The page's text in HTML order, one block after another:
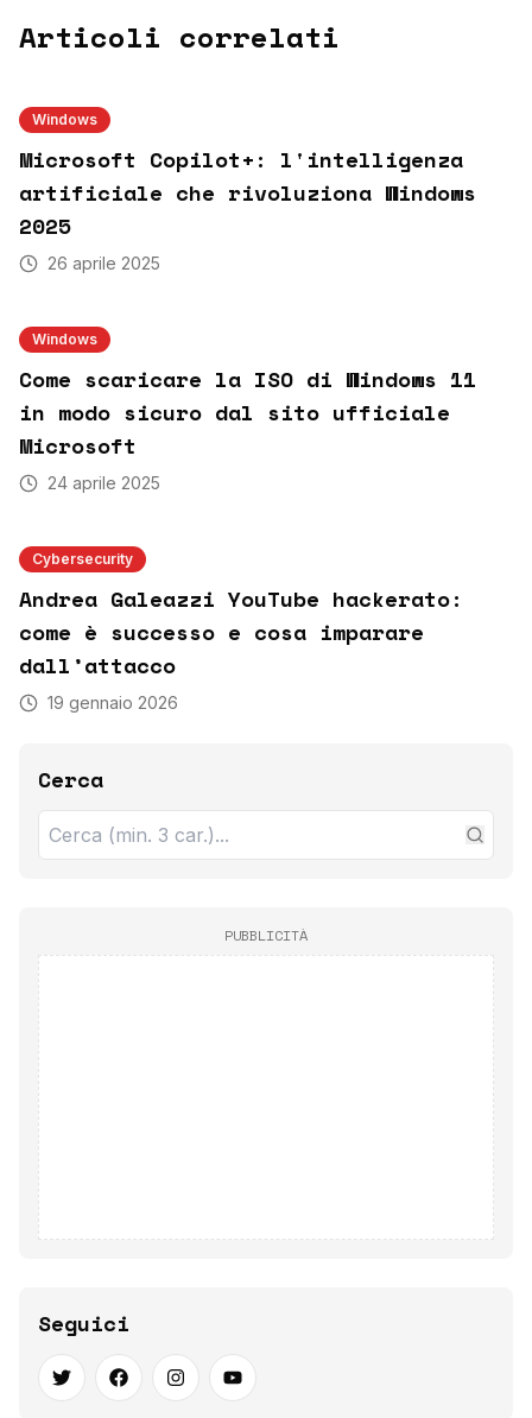
Articoli correlati
Windows
Microsoft Copilot+: l'intelligenza
artificiale che rivoluziona Windows
2025
26 aprile 2025
Windows
Come scaricare la ISO di Windows 11
in modo sicuro dal sito ufficiale
Microsoft
24 aprile 2025
Cybersecurity
Andrea Galeazzi YouTube hackerato:
come è successo e cosa imparare
dall’attacco
19 gennaio 2026
Cerca
PUBBLICITÀ
Seguici